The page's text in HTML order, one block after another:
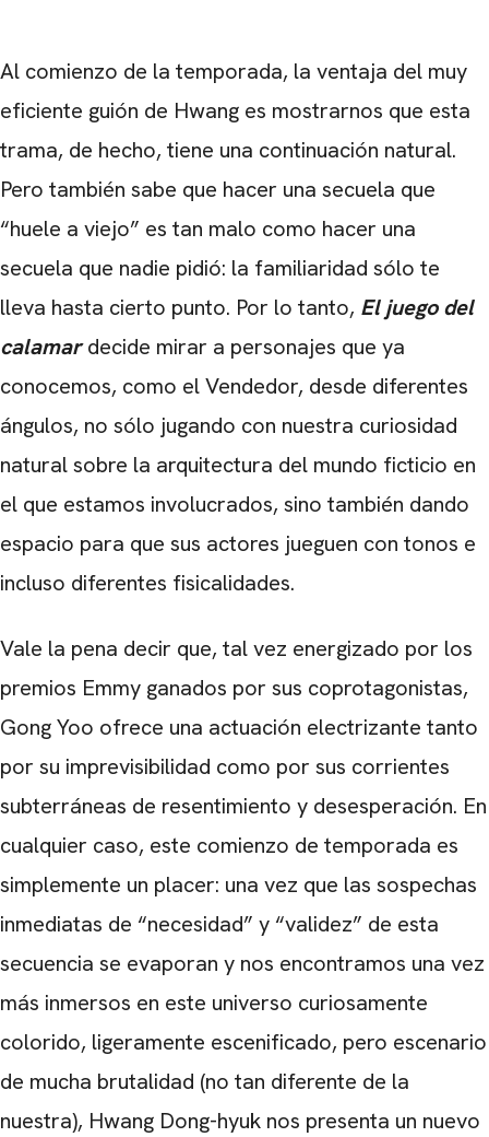
Al comienzo de la temporada, la ventaja del muy
eficiente guión de Hwang es mostrarnos que esta
trama, de hecho, tiene una continuación natural.
Pero también sabe que hacer una secuela que
“huele a viejo” es tan malo como hacer una
secuela que nadie pidió: la familiaridad sólo te
lleva hasta cierto punto. Por lo tanto, El juego del
calamar decide mirar a personajes que ya
conocemos, como el Vendedor, desde diferentes
ángulos, no sólo jugando con nuestra curiosidad
natural sobre la arquitectura del mundo ficticio en
el que estamos involucrados, sino también dando
espacio para que sus actores jueguen con tonos e
incluso diferentes fisicalidades.
Vale la pena decir que, tal vez energizado por los
premios Emmy ganados por sus coprotagonistas,
Gong Yoo ofrece una actuación electrizante tanto
por su imprevisibilidad como por sus corrientes
subterráneas de resentimiento y desesperación. En
cualquier caso, este comienzo de temporada es
simplemente un placer: una vez que las sospechas
inmediatas de “necesidad” y “validez” de esta
secuencia se evaporan y nos encontramos una vez
más inmersos en este universo curiosamente
colorido, ligeramente escenificado, pero escenario
de mucha brutalidad (no tan diferente de la
nuestra), Hwang Dong-hyuk nos presenta un nuevo
CARREGANDO PUBLICIDADE